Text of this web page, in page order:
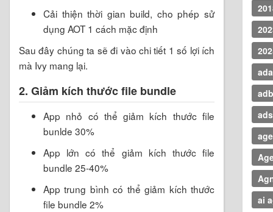
Cải thiện thời gian build, cho phép sử
dụng AOT 1 cách mặc định
Sau đây chúng ta sẽ đi vào chi tiết 1 số lợi ích
mà Ivy mang lại.
2. Giảm kích thước file bundle
App nhỏ có thể giảm kích thước file
bunlde 30%
App lớn có thể giảm kích thước file
bundle 25-40%
App trung bình có thể giảm kích thước
file bundle 2%
adb
ai